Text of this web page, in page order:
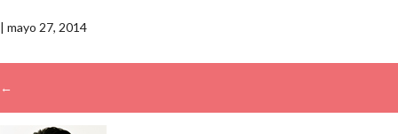
| mayo 27, 2014
←